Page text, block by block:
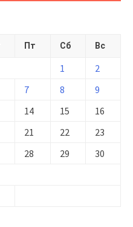
Пт Сб Вс
1
2
7 8
9
14 15
16
21 22
23
28 29
30